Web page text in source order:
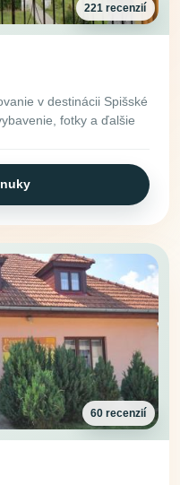
221 recenzií
v destinácii Spišské
fotky a ďalšie
60 recenzií